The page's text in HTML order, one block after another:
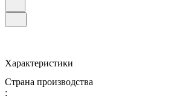
Характеристики
Страна производства
: